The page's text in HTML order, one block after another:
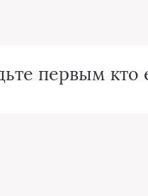
первым кто